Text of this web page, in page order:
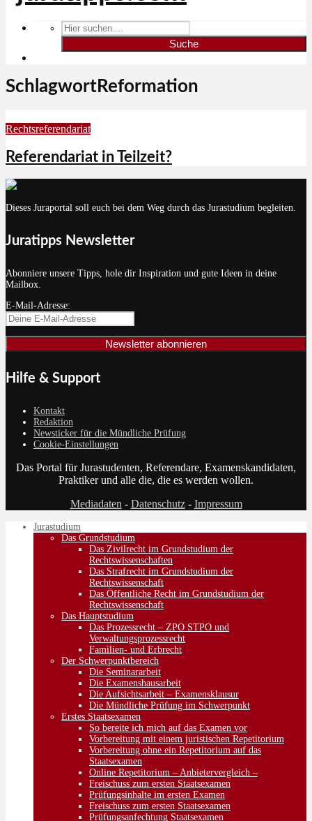
Suche
SchlagwortReformation
Rechtsreferendariat
Referendariat in Teilzeit?
Dieses Juraportal soll euch bei dem Weg durch das Jurastudium begleiten.
Juratipps Newsletter
Abonniere unsere Tipps, hole dir Inspiration und gute Ideen in deine
Mailbox.
E-Mail-Adresse:
Hilfe & Support
Kontakt
Redaktion
Newsticker für die Mündliche Prüfung
Cookie-Einstellungen
Das Portal für Jurastudenten, Referendare, Examenskandidaten,
Praktiker und alle die, die es werden wollen.
Mediadaten - Datenschutz- Impressum
Jurastudium
Das Grundstudium
Das Zivilrecht im Grundstudium der
Rechtswissenschaften
Das Strafrecht im Grundstudium der
Rechtswissenschaft
Das Öffentliche Recht im Grundstudium der
Rechtswissenschaft
Das Hauptstudium
Das Prozessrecht – ZPO STPO und
Verwaltungsprozessrecht
Familien- und Erbrecht
Der Schwerpunktbereich
Die Seminararbeit
Die Examenshausarbeit
Die Aufsichtsarbeit – Examensklausur
Die Mündliche Prüfung im Schwerpunkt
Erstes Staatsexamen
So bereite ich mich auf das Examen vor
Vorbereitung mit einem juristischen Repetitorium
Vorbereitung ohne ein Repetitorium auf das
Staatsexamen
Online Repetitorium – Anbietervergleich –
Freischuss zum ersten Staatsexamen
Prüfungsinhalte im ersten Examen
Freischuss zum ersten Staatsexamen
Prüfungsanfechtung Staatsexamen